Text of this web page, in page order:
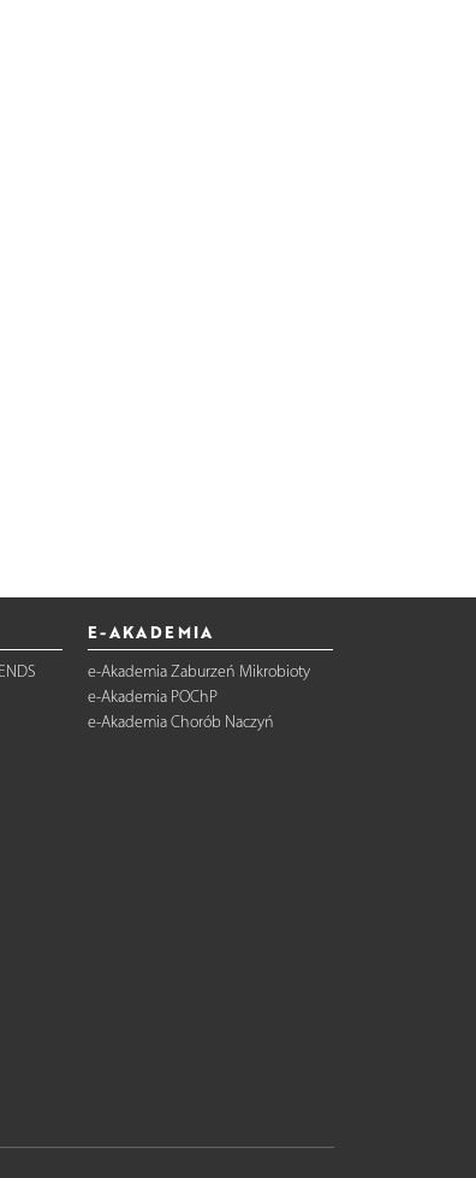
E-AKADEMIA
e-Akademia Zaburzeń Mikrobioty
e-Akademia POChP
e-Akademia Chorób Naczyń